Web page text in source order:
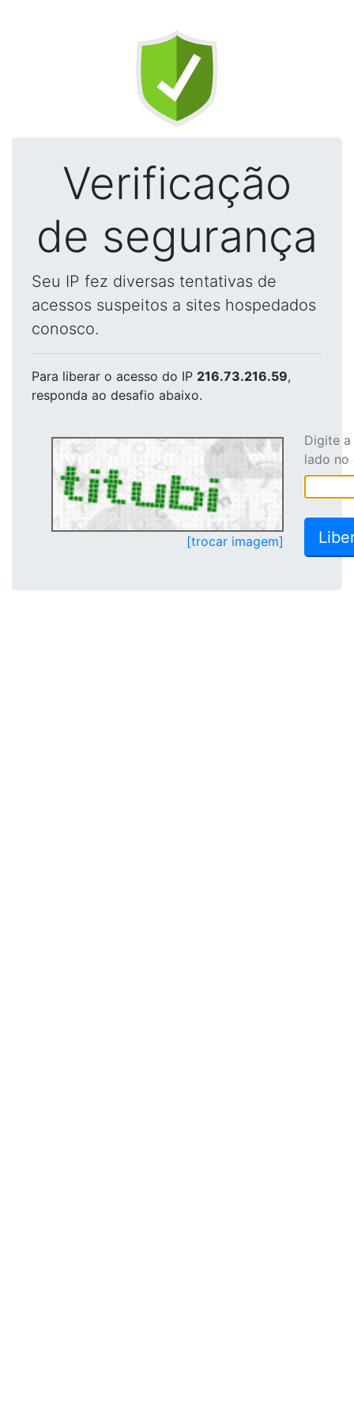
Verificação
de segurança
Seu IP fez diversas tentativas de
acessos suspeitos a sites hospedados
conosco.
Para liberar o acesso do IP 216.73.216.59,
responda ao desafio abaixo.
[trocar imagem]
Digite
lado no